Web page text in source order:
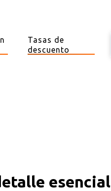
Tasas de
descuento
esencial